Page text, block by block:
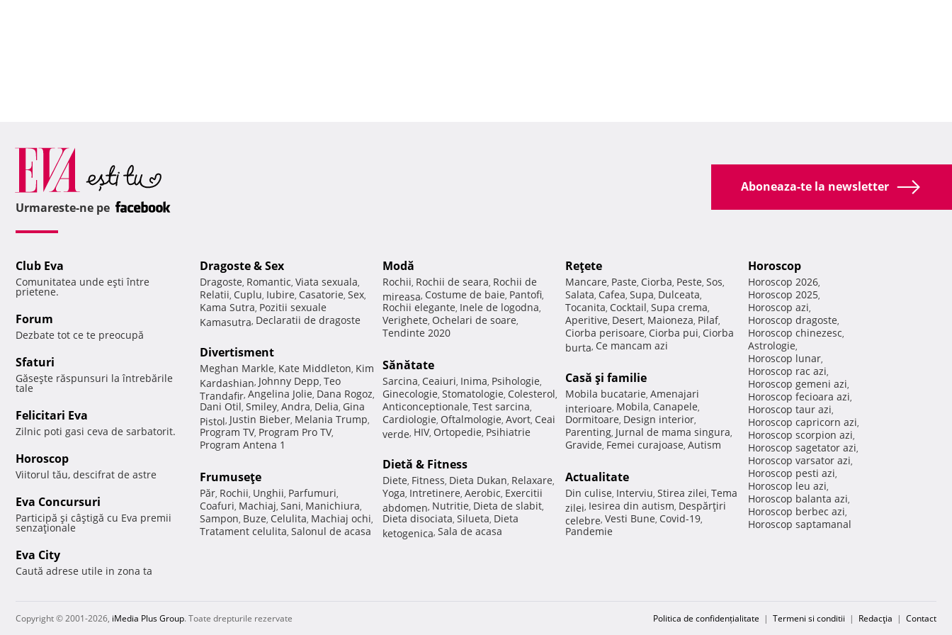
Aboneaza-te la newsletter
Urmareste-ne pe
Club Eva
Comunitatea unde eşti între
prietene.
Forum
Dezbate tot ce te preocupă
Sfaturi
Găseşte răspunsuri la întrebările
tale
Felicitari Eva
Zilnic poti gasi ceva de sarbatorit.
Horoscop
Viitorul tău, descifrat de astre
Eva Concursuri
Participă şi câştigă cu Eva premii
senzaţionale
Eva City
Caută adrese utile in zona ta
Dragoste & Sex
Dragoste, Romantic, Viata sexuala,
Relatii, Cuplu, Iubire, Casatorie, Sex,
Kama Sutra, Pozitii sexuale
Kamasutra, Declaratii de dragoste
Divertisment
Meghan Markle, Kate Middleton, Kim
Kardashian, Johnny Depp, Teo
Trandafir, Angelina Jolie, Dana Rogoz,
Dani Otil, Smiley, Andra, Delia, Gina
Pistol, Justin Bieber, Melania Trump,
Program TV, Program Pro TV,
Program Antena 1
Frumuseţe
Păr, Rochii, Unghii, Parfumuri,
Coafuri, Machiaj, Sani, Manichiura,
Sampon, Buze, Celulita, Machiaj ochi,
Tratament celulita, Salonul de acasa
Modă
Rochii, Rochii de seara, Rochii de
mireasa, Costume de baie, Pantofi,
Rochii elegante, Inele de logodna,
Verighete, Ochelari de soare,
Tendinte 2020
Sănătate
Sarcina, Ceaiuri, Inima, Psihologie,
Ginecologie, Stomatologie, Colesterol,
Anticonceptionale, Test sarcina,
Cardiologie, Oftalmologie, Avort, Ceai
verde, HIV, Ortopedie, Psihiatrie
Dietă & Fitness
Diete, Fitness, Dieta Dukan, Relaxare,
Yoga, Intretinere, Aerobic, Exercitii
abdomen, Nutritie, Dieta de slabit,
Dieta disociata, Silueta, Dieta
ketogenica, Sala de acasa
Reţete
Mancare, Paste, Ciorba, Peste, Sos,
Salata, Cafea, Supa, Dulceata,
Tocanita, Cocktail, Supa crema,
Aperitive, Desert, Maioneza, Pilaf,
Ciorba perisoare, Ciorba pui, Ciorba
burta, Ce mancam azi
Casă şi familie
Mobila bucatarie, Amenajari
interioare, Mobila, Canapele,
Dormitoare, Design interior,
Parenting, Jurnal de mama singura,
Gravide, Femei curajoase, Autism
Actualitate
Din culise, Interviu, Stirea zilei, Tema
zilei, Iesirea din autism, Despărţiri
celebre, Vesti Bune, Covid-19,
Pandemie
Horoscop
Horoscop 2026,
Horoscop 2025,
Horoscop azi,
Horoscop dragoste,
Horoscop chinezesc,
Astrologie,
Horoscop lunar,
Horoscop rac azi,
Horoscop gemeni azi,
Horoscop fecioara azi,
Horoscop taur azi,
Horoscop capricorn azi,
Horoscop scorpion azi,
Horoscop sagetator azi,
Horoscop varsator azi,
Horoscop pesti azi,
Horoscop leu azi,
Horoscop balanta azi,
Horoscop berbec azi,
Horoscop saptamanal
Copyright © 2001-2026, iMedia Plus Group. Toate drepturile rezervate Politica de confidențialitate | Termeni si conditii | Redacţia | Contact